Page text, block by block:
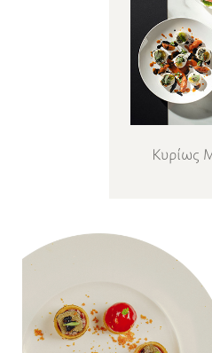
Κυρίως